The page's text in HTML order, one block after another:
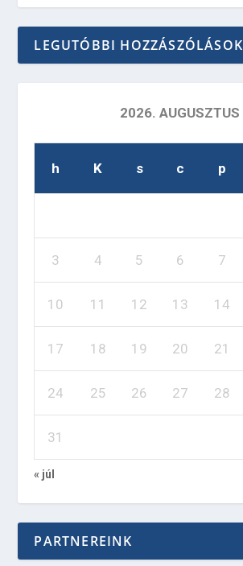
LEGUTÓBBI HOZZÁSZÓLÁSOK
2026. AUGUSZTUS
h K s c p
3 4 5 6 7
10 11 12 13 14
17 18 19 20 21
24 25 26 27 28
31
« júl
PARTNEREINK